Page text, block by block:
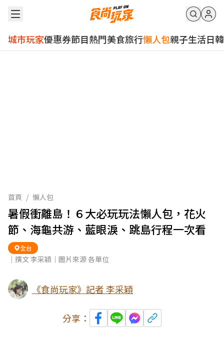
城市玩家優惠券節目熱門美食旅行懶人包親子生活日韓
首頁 / 懶人包
暑假衝離島！６大必玩玩法懶人包，花火
節、海龜共游、藍眼淚、跳島行程一次看
全台
｜撰文 李采穎｜圖片來源 各單位
《食尚玩家》記者 李采穎
分享：